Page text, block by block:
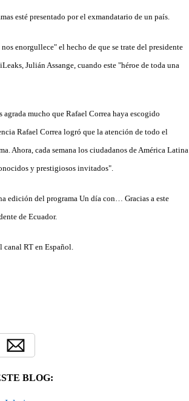
esté presentado por el exmandatario de un país.
enorgullece" el hecho de que se trate del presidente
Julián Assange, cuando este "héroe de toda una
mucho que Rafael Correa haya escogido
Rafael Correa logró que la atención de todo el
Ahora, cada semana los ciudadanos de América Latina
y prestigiosos invitados".
edición del programa Un día con… Gracias a este
de Ecuador.
RT en Español.
BLOG: